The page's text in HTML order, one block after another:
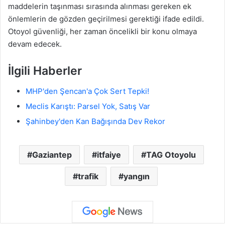
maddelerin taşınması sırasında alınması gereken ek
önlemlerin de gözden geçirilmesi gerektiği ifade edildi.
Otoyol güvenliği, her zaman öncelikli bir konu olmaya
devam edecek.
İlgili Haberler
MHP'den Şencan'a Çok Sert Tepki!
Meclis Karıştı: Parsel Yok, Satış Var
Şahinbey'den Kan Bağışında Dev Rekor
Gaziantep itfaiye TAG Otoyolu
trafik yangın